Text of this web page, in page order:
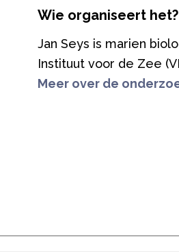
Wie organiseert het?
Jan Seys is marien
Instituut voor de Zee
Meer over de